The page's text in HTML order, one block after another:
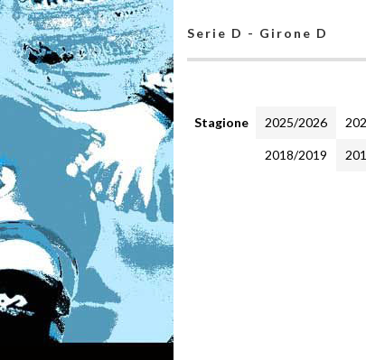
Serie D - Girone D
Stagione 2025/2026
2018/2019